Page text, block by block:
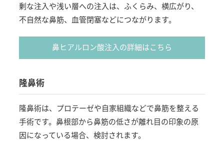
剰な注入や浅い層への注入は、ふくらみ、横広がり、
不自然な鼻筋、血管閉塞などにつながります。
鼻ヒアルロン酸注入の詳細はこちら
隆鼻術
隆鼻術は、プロテーゼや自家組織などで鼻筋を整える
手術です。鼻根部から鼻筋の低さが離れ目の印象の原
因になっている場合、検討されます。